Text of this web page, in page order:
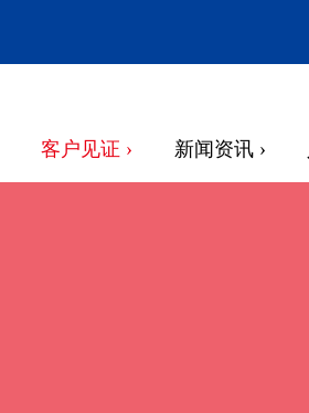
客户见证 › 新闻资讯 ›